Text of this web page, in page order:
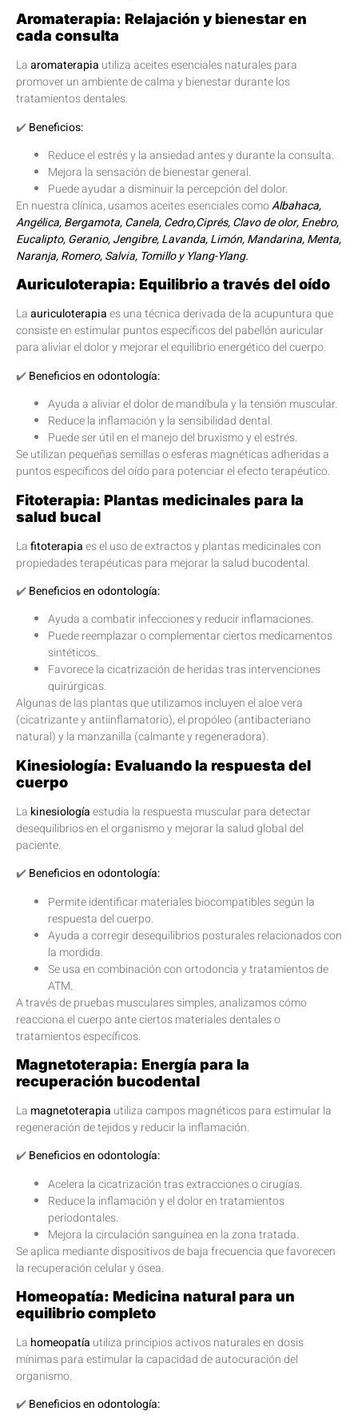
Aromaterapia: Relajación y bienestar en
cada consulta
Laaromaterapia utiliza aceites esenciales naturales para
promover un ambiente de calma y bienestar durante los
tratamientos dentales.
✔️Beneficios:
Reduce el estrés y la ansiedad antes y durante la consulta.
Mejora la sensación de bienestar general.
Puede ayudar a disminuir la percepción del dolor.
En nuestra clínica, usamos aceites esenciales comoAlbahaca,
Angélica, Bergamota, Canela, Cedro,Ciprés,Clavo de olor, Enebro,
Eucalipto, Geranio, Jengibre, Lavanda,Limón, Mandarina, Menta,
Naranja, Romero, Salvia, Tomillo y Ylang-Ylang.
Auriculoterapia: Equilibrio a través del oído
Laauriculoterapiaes una técnica derivada de la acupuntura que
consiste en estimular puntos específicos del pabellón auricular
para aliviar el dolor y mejorar el equilibrio energético del cuerpo.
✔️Beneficios en odontología:
Ayuda a aliviar el dolor de mandíbula y la tensión muscular.
Reduce la inflamación y la sensibilidad dental.
Puede ser útil en el manejo del bruxismo y el estrés.
Se utilizan pequeñas semillas o esferas magnéticas adheridas a
puntos específicos del oído para potenciar el efecto terapéutico.
Fitoterapia: Plantas medicinales para la
salud bucal
Lafitoterapiaes el uso de extractos y plantas medicinales con
propiedades terapéuticas para mejorar la salud bucodental.
✔️Beneficios en odontología:
Ayuda a combatir infecciones y reducir inflamaciones.
Puede reemplazar o complementar ciertos medicamentos
sintéticos.
Favorece la cicatrización de heridas tras intervenciones
quirúrgicas.
Algunas de las plantas que utilizamos incluyen el aloe vera
(cicatrizante y antiinflamatorio), el propóleo (antibacteriano
natural) y la manzanilla (calmante y regeneradora).
Kinesiología: Evaluando la respuesta del
cuerpo
La kinesiologíaestudia la respuesta muscular para detectar
desequilibrios en el organismo y mejorar la salud global del
paciente.
✔️Beneficios en odontología:
Permite identificar materiales biocompatibles según la
respuesta del cuerpo.
Ayuda a corregir desequilibrios posturales relacionados con
la mordida.
Se usa en combinación con ortodoncia y tratamientos de
ATM.
A través de pruebas musculares simples, analizamos cómo
reacciona el cuerpo ante ciertos materiales dentales o
tratamientos específicos.
Magnetoterapia: Energía para la
recuperación bucodental
La magnetoterapia utiliza campos magnéticos para estimular la
regeneración de tejidos y reducir la inflamación.
✔️Beneficios en odontología:
Acelera la cicatrización tras extracciones o cirugías.
Reduce la inflamación y el dolor en tratamientos
periodontales.
Mejora la circulación sanguínea en la zona tratada.
Se aplica mediante dispositivos de baja frecuencia que favorecen
la recuperación celular y ósea.
Homeopatía: Medicina natural para un
equilibrio completo
La homeopatía utiliza principios activos naturales en dosis
mínimas para estimular la capacidad de autocuración del
organismo.
✔️Beneficios en odontología: